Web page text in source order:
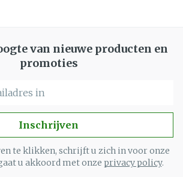
van nieuwe producten en
promoties
Inschrijven
te klikken, schrijft u zich in voor onze
u akkoord met onze privacy policy.